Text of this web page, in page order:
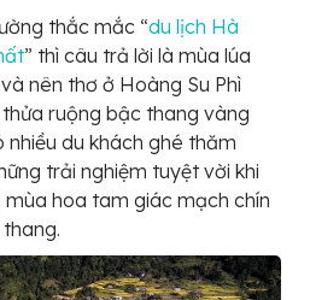
thắc mắc “du lịch Hà
” thì câu trả lời là mùa lúa
nên thơ ở Hoàng Su Phì
ruộng bậc thang vàng
du khách ghé thăm
trải nghiệm tuyệt vời khi
hoa tam giác mạch chín